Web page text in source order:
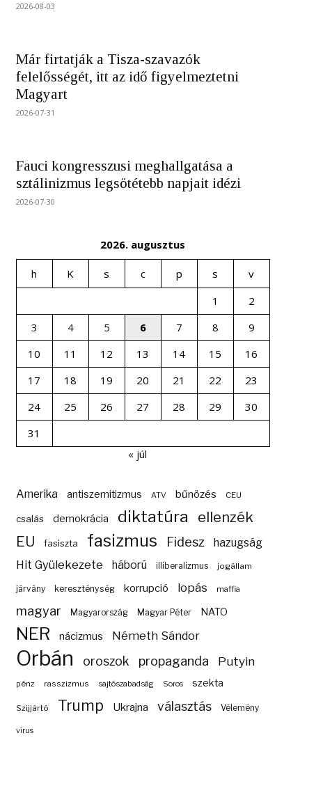
2026-08-03
Már firtatják a Tisza-szavazók
felelősségét, itt az idő figyelmeztetni
Magyart
2026-07-31
Fauci kongresszusi meghallgatása a
sztálinizmus legsötétebb napjait idézi
2026-07-30
2026. augusztus
h K s c p s
v
1
2
3
4 5 6 7 8
9
10
11 12 13 14 15
16
17
18 19 20 21 22
23
24
25 26 27 28 29
30
31
« júl
Amerika antiszemitizmus ATV bűnözés CEU
csalás demokrácia diktatúra ellenzék
EU fasiszta fasizmus Fidesz hazugság
Hit Gyülekezete háború illiberalizmus jogállam
járvány kereszténység korrupció lopás maffia
magyar Magyarország Magyar Péter NATO
NER nácizmus Németh Sándor
Orbán oroszok propaganda Putyin
pénz rasszizmus sajtószabadság Soros szekta
Szijjártó Trump Ukrajna választás Vélemény
vírus